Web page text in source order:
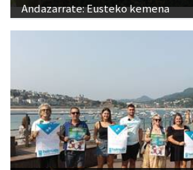
Andazarrate: Eusteko kemena